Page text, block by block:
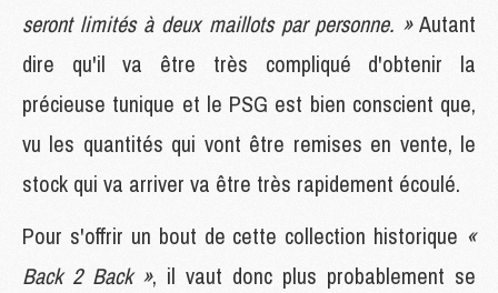
seront limités à deux maillots par personne. »Autant
dire qu'il va être très compliqué d'obtenir la
précieuse tunique et le PSG est bien conscient que,
vu les quantités qui vont être remises en vente, le
stock qui va arriver va être très rapidement écoulé.
Pour s'offrir un bout de cette collection historique «
Back 2 Back », il vaut donc plus probablement se